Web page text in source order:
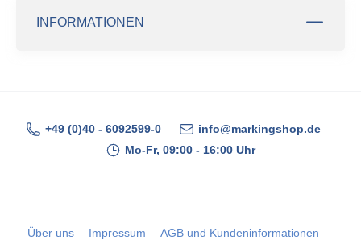
INFORMATIONEN
+49 (0)40 - 6092599-0
info@markingshop.de
Mo-Fr, 09:00 - 16:00 Uhr
Über uns Impressum
AGB und Kundeninformationen